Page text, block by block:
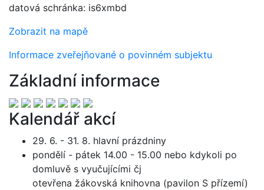
datová schránka: is6xmbd
Zobrazit na mapě
Informace zveřejňované o povinném subjektu
Základní informace
Kalendář akcí
29. 6. - 31. 8. hlavní prázdniny
pondělí - pátek 14.00 - 15.00 nebo kdykoli po
domluvě s vyučujícími čj
otevřena žákovská knihovna (pavilon S přízemí)